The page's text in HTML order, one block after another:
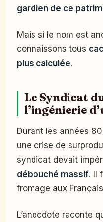
gardien de ce
Mais si le nom est
connaissons tous
plus calculée.
Le Syndicat
l’ingénierie
Durant les années
une crise de
syndicat devait
débouché massif. Il
fromage aux
L’anecdote raconte